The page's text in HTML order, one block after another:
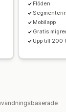
Flöden
Mobilapp
Gratis
Upp till 200